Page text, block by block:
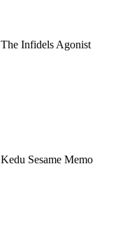
The Infidels Agonist
Kedu Sesame Memo